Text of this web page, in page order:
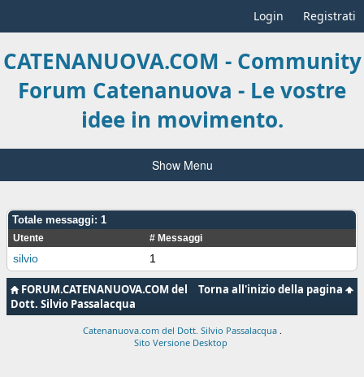
Login Registrati
CATENANUOVA.COM - Community
Forum Catenanuova - Le vostre
idee in movimento.
Show Menu
Totale messaggi: 1
Utente # Messaggi
silvio 1
Torna all'inizio della pagina
FORUM.CATENANUOVA.COM del
Dott. Silvio Passalacqua
Catenanuova.com del Dott. Silvio Passalacqua
Sito Versione Desktop